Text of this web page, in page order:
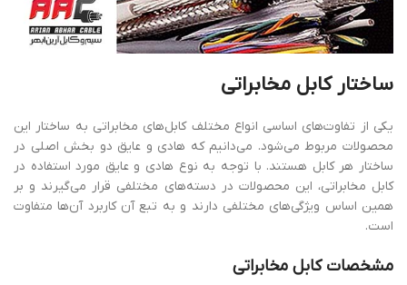
ساختار کابل مخابراتی
یکی از تفاوت‌های اساسی انواع مختلف کابل‌های مخابراتی به ساختار این
محصولات مربوط می‌شود. می‌دانیم که هادی و عایق دو بخش اصلی در
ساختار هر کابل هستند. با توجه به نوع هادی و عایق مورد استفاده در
کابل مخابراتی، این محصولات در دسته‌های مختلفی قرار می‌گیرند و بر
همین اساس ویژگی‌های مختلفی دارند و به تبع آن کاربرد آن‌ها متفاوت
است.
مشخصات کابل مخابراتی